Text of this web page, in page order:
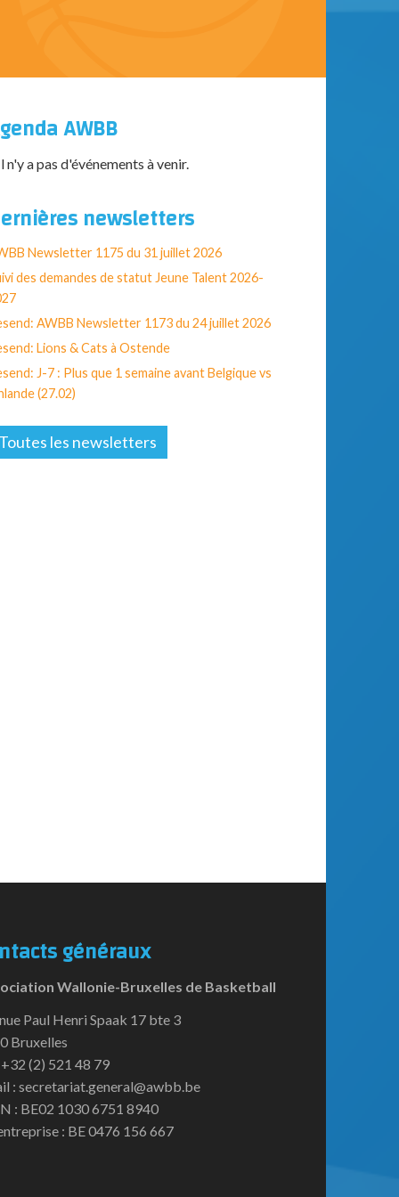
AWBB
n'y a pas d'événements à venir.
newsletters
Newsletter 1175 du 31 juillet 2026
des demandes de statut Jeune Talent 2026-
AWBB Newsletter 1173 du 24 juillet 2026
Lions & Cats à Ostende
J-7 : Plus que 1 semaine avant Belgique vs
(27.02)
les newsletters
généraux
Wallonie-Bruxelles de Basketball
Paul Henri Spaak 17 bte 3
Bruxelles
(2) 521 48 79
: secretariat.general@awbb.be
: BE02 1030 6751 8940
: BE 0476 156 667